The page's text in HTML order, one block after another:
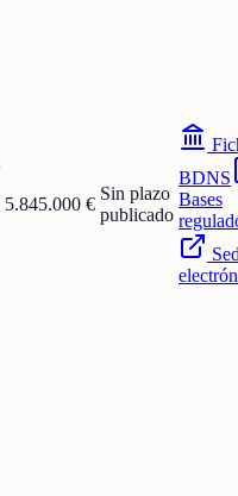
5.845.000 €
Sin plazo
publicado
BDNS
Bases